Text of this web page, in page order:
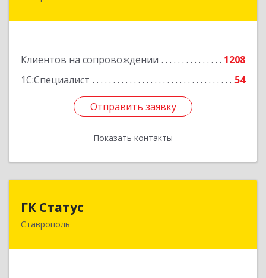
Клиентов на сопровождении
1208
1С:Специалист
54
Отправить заявку
Показать контакты
Отправить заявку
Назад
ГК Статус
Ставрополь
355002, Ставропольский край, Ставрополь г,